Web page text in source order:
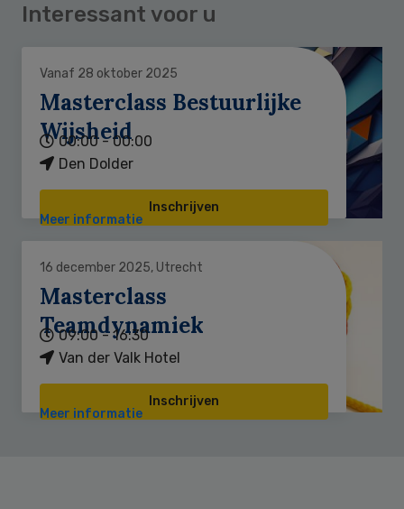
Interessant voor u
Vanaf 28 oktober 2025
Masterclass Bestuurlijke
Wijsheid
00:00 - 00:00
Den Dolder
Inschrijven
Meer informatie
16 december 2025, Utrecht
Masterclass
Teamdynamiek
09:00 - 16:30
Van der Valk Hotel
Inschrijven
Meer informatie